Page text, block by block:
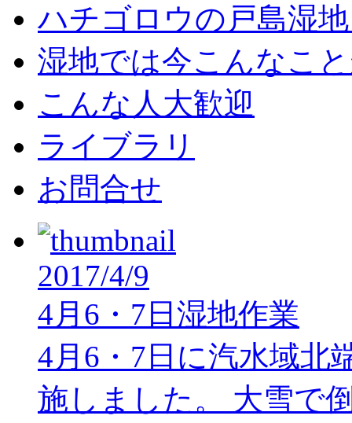
ハチゴロウの戸島湿
湿地では今こんなこ
こんな人大歓迎
ライブラリ
お問合せ
2017/4/9
4月6・7日湿地作業
4月6・7日に汽水域北
施しました。 大雪で